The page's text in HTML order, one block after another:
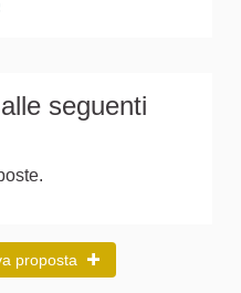
seguenti
proposta